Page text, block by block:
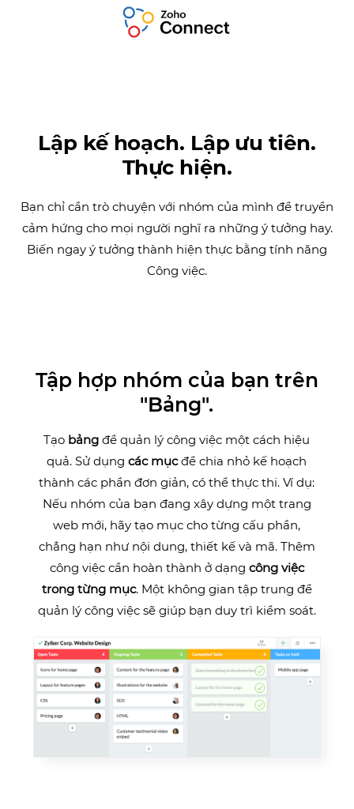
Lập kế hoạch. Lập ưu tiên.
Thực hiện.
Bạn chỉ cần trò chuyện với nhóm của mình để truyền
cảm hứng cho mọi người nghĩ ra những ý tưởng hay.
Biến ngay ý tưởng thành hiện thực bằng tính năng
Công việc.
Tập hợp nhóm của bạn trên
"Bảng".
Tạo bảng để quản lý công việc một cách hiệu
quả. Sử dụngcác mụcđể chia nhỏ kế hoạch
thành các phần đơn giản, có thể thực thi. Ví dụ:
Nếu nhóm của bạn đang xây dựng một trang
web mới, hãy tạo mục cho từng cấu phần,
chẳng hạn như nội dung, thiết kế và mã. Thêm
công việc cần hoàn thành ở dạng công việc
trong từng mục. Một không gian tập trung để
quản lý công việc sẽ giúp bạn duy trì kiểm soát.